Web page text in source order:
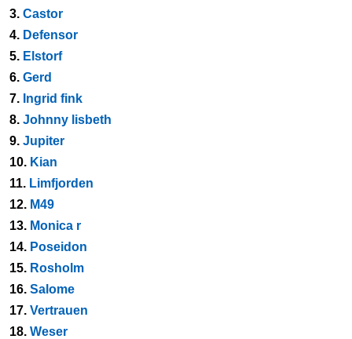
3. Castor
4. Defensor
5. Elstorf
6. Gerd
7. Ingrid fink
8. Johnny lisbeth
9. Jupiter
10. Kian
11. Limfjorden
12. M49
13. Monica r
14. Poseidon
15. Rosholm
16. Salome
17. Vertrauen
18. Weser